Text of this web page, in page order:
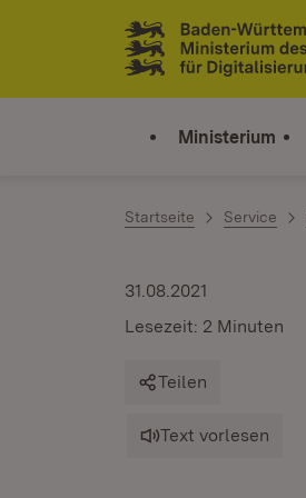
Zum Inhalt springen
Link zur Startseite
Ministerium
Startseite Service
31.08.2021
Lesezeit: 2 Minuten
Teilen
Text vorlesen